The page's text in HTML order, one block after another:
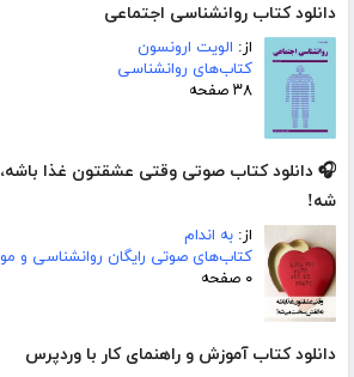
دانلود کتاب روانشناسی اجتماعی
از: الویت ارونسون
کتاب‌های روانشناسی
۳۸ صفحه
🎧 دانلود کتاب صوتی وقتی عشقتون غذا
شه!
از: به اندام
کتاب‌های صوتی رایگان روانشناسی و
۰ صفحه
دانلود کتاب آموزش و راهنمای کار با وردپرس